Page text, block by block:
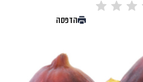
הדפסה